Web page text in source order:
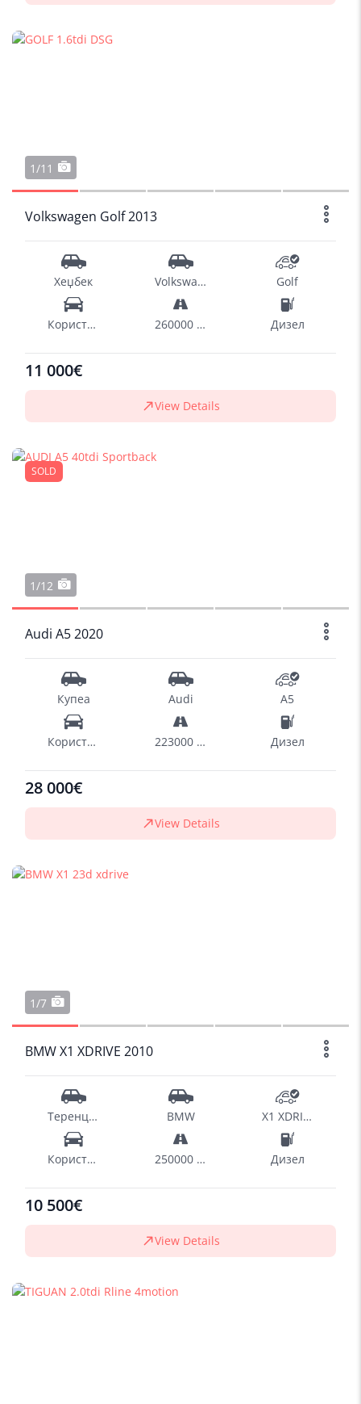
1/11
Volkswagen Golf 2013
Хеџбек Volkswagen Golf
Користен 260000 km Дизел
11 000€
View Details
SOLD
1/12
Audi A5 2020
Купеа Audi A5
Користен 223000 km Дизел
28 000€
View Details
1/7
BMW X1 XDRIVE 2010
Теренци - SUV BMW X1 XDRIVE
Користен 250000 km Дизел
10 500€
View Details